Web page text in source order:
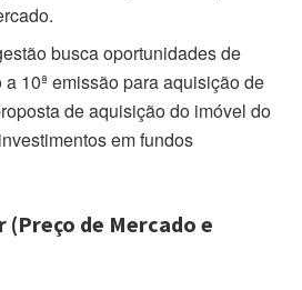
busca oportunidades de
10ª emissão para aquisição de
de aquisição do imóvel do
em fundos
(Preço de Mercado e